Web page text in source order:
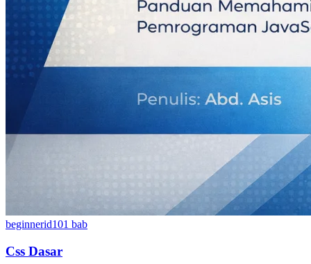
beginnerid101 bab
Css Dasar